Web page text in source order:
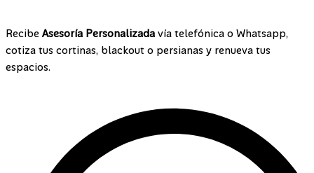
RecibeAsesoría Personalizada vía telefónica o Whatsapp,
cotiza tus cortinas, blackout o persianas y renueva tus
espacios.